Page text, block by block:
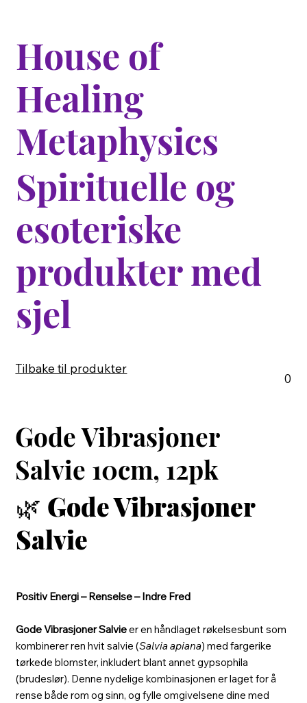
House of
Healing
Metaphysics
Spirituelle og
esoteriske
produkter med
sjel
Tilbake til produkter
0
Gode Vibrasjoner
Salvie 10cm, 12pk
🌿 Gode Vibrasjoner
Salvie
Positiv Energi – Renselse – Indre Fred
Gode Vibrasjoner Salvieer en håndlaget røkelsesbunt som
kombinerer ren hvit salvie (Salvia apiana) med fargerike
tørkede blomster, inkludert blant annet gypsophila
(brudeslør). Denne nydelige kombinasjonen er laget for å
rense både rom og sinn, og fylle omgivelsene dine med